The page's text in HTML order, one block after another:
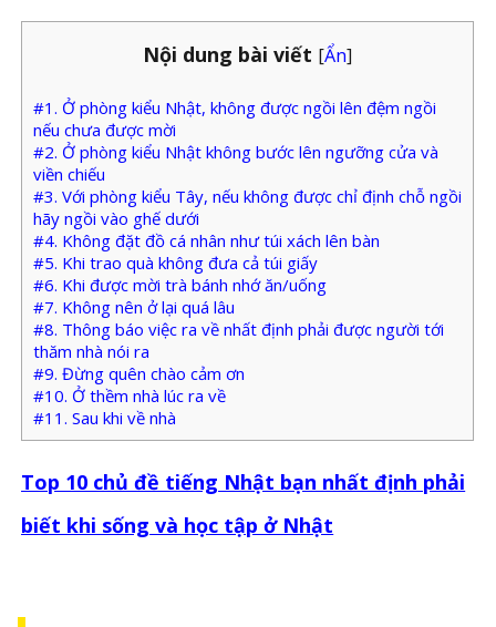
Nội dung bài viết [Ẩn]
#1. Ở phòng kiểu Nhật, không được ngồi lên đệm ngồi
nếu chưa được mời
#2. Ở phòng kiểu Nhật không bước lên ngưỡng cửa và
viền chiếu
#3. Với phòng kiểu Tây, nếu không được chỉ định chỗ ngồi
hãy ngồi vào ghế dưới
#4. Không đặt đồ cá nhân như túi xách lên bàn
#5. Khi trao quà không đưa cả túi giấy
#6. Khi được mời trà bánh nhớ ăn/uống
#7. Không nên ở lại quá lâu
#8. Thông báo việc ra về nhất định phải được người tới
thăm nhà nói ra
#9. Đừng quên chào cảm ơn
#10. Ở thềm nhà lúc ra về
#11. Sau khi về nhà
Top 10 chủ đề tiếng Nhật bạn nhất định phải
biết khi sống và học tập ở Nhật